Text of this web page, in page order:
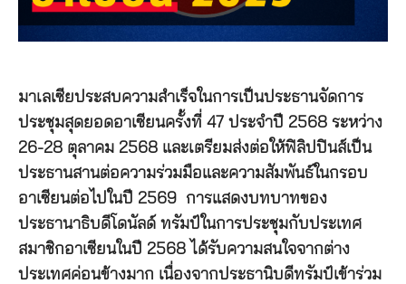
มาเลเซียประสบความสำเร็จในการเป็นประธานจัดการ
ประชุมสุดยอดอาเซียนครั้งที่ 47 ประจำปี 2568 ระหว่าง
26-28 ตุลาคม 2568 และเตรียมส่งต่อให้ฟิลิปปินส์เป็น
ประธานสานต่อความร่วมมือและความสัมพันธ์ในกรอบ
อาเซียนต่อไปในปี 2569 การแสดงบทบาทของ
ประธานาธิบดีโดนัลด์ ทรัมป์ในการประชุมกับประเทศ
สมาชิกอาเซียนในปี 2568 ได้รับความสนใจจากต่าง
ประเทศค่อนข้างมาก เนื่องจากประธานิบดีทรัมป์เข้าร่วม